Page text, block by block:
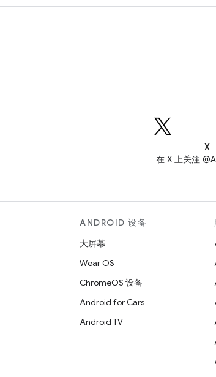
X
在 X 上关注
ANDROID 设备
大屏幕
Wear OS
ChromeOS 设备
Android for Cars
Android TV